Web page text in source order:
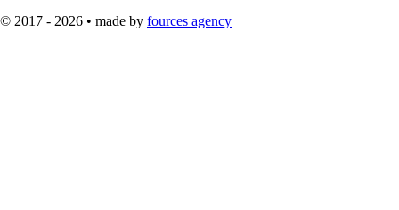
© 2017 - 2026 • made by fources agency